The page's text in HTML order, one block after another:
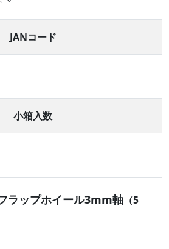
JANコード
小箱入数
ラップホイール3mm軸 （5